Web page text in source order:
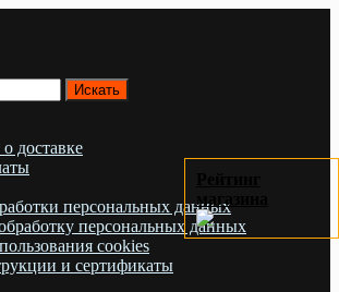
доставке
персональных данных
персональных данных
cookies
и сертификаты